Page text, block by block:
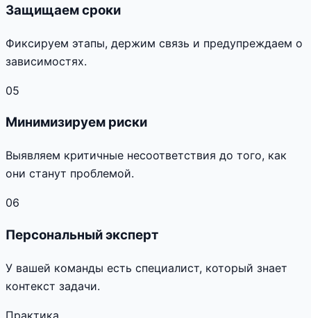
Защищаем сроки
Фиксируем этапы, держим связь и предупреждаем о
зависимостях.
05
Минимизируем риски
Выявляем критичные несоответствия до того, как
они станут проблемой.
06
Персональный эксперт
У вашей команды есть специалист, который знает
контекст задачи.
Практика